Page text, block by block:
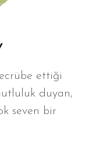
ettiği
duyan,
seven bir